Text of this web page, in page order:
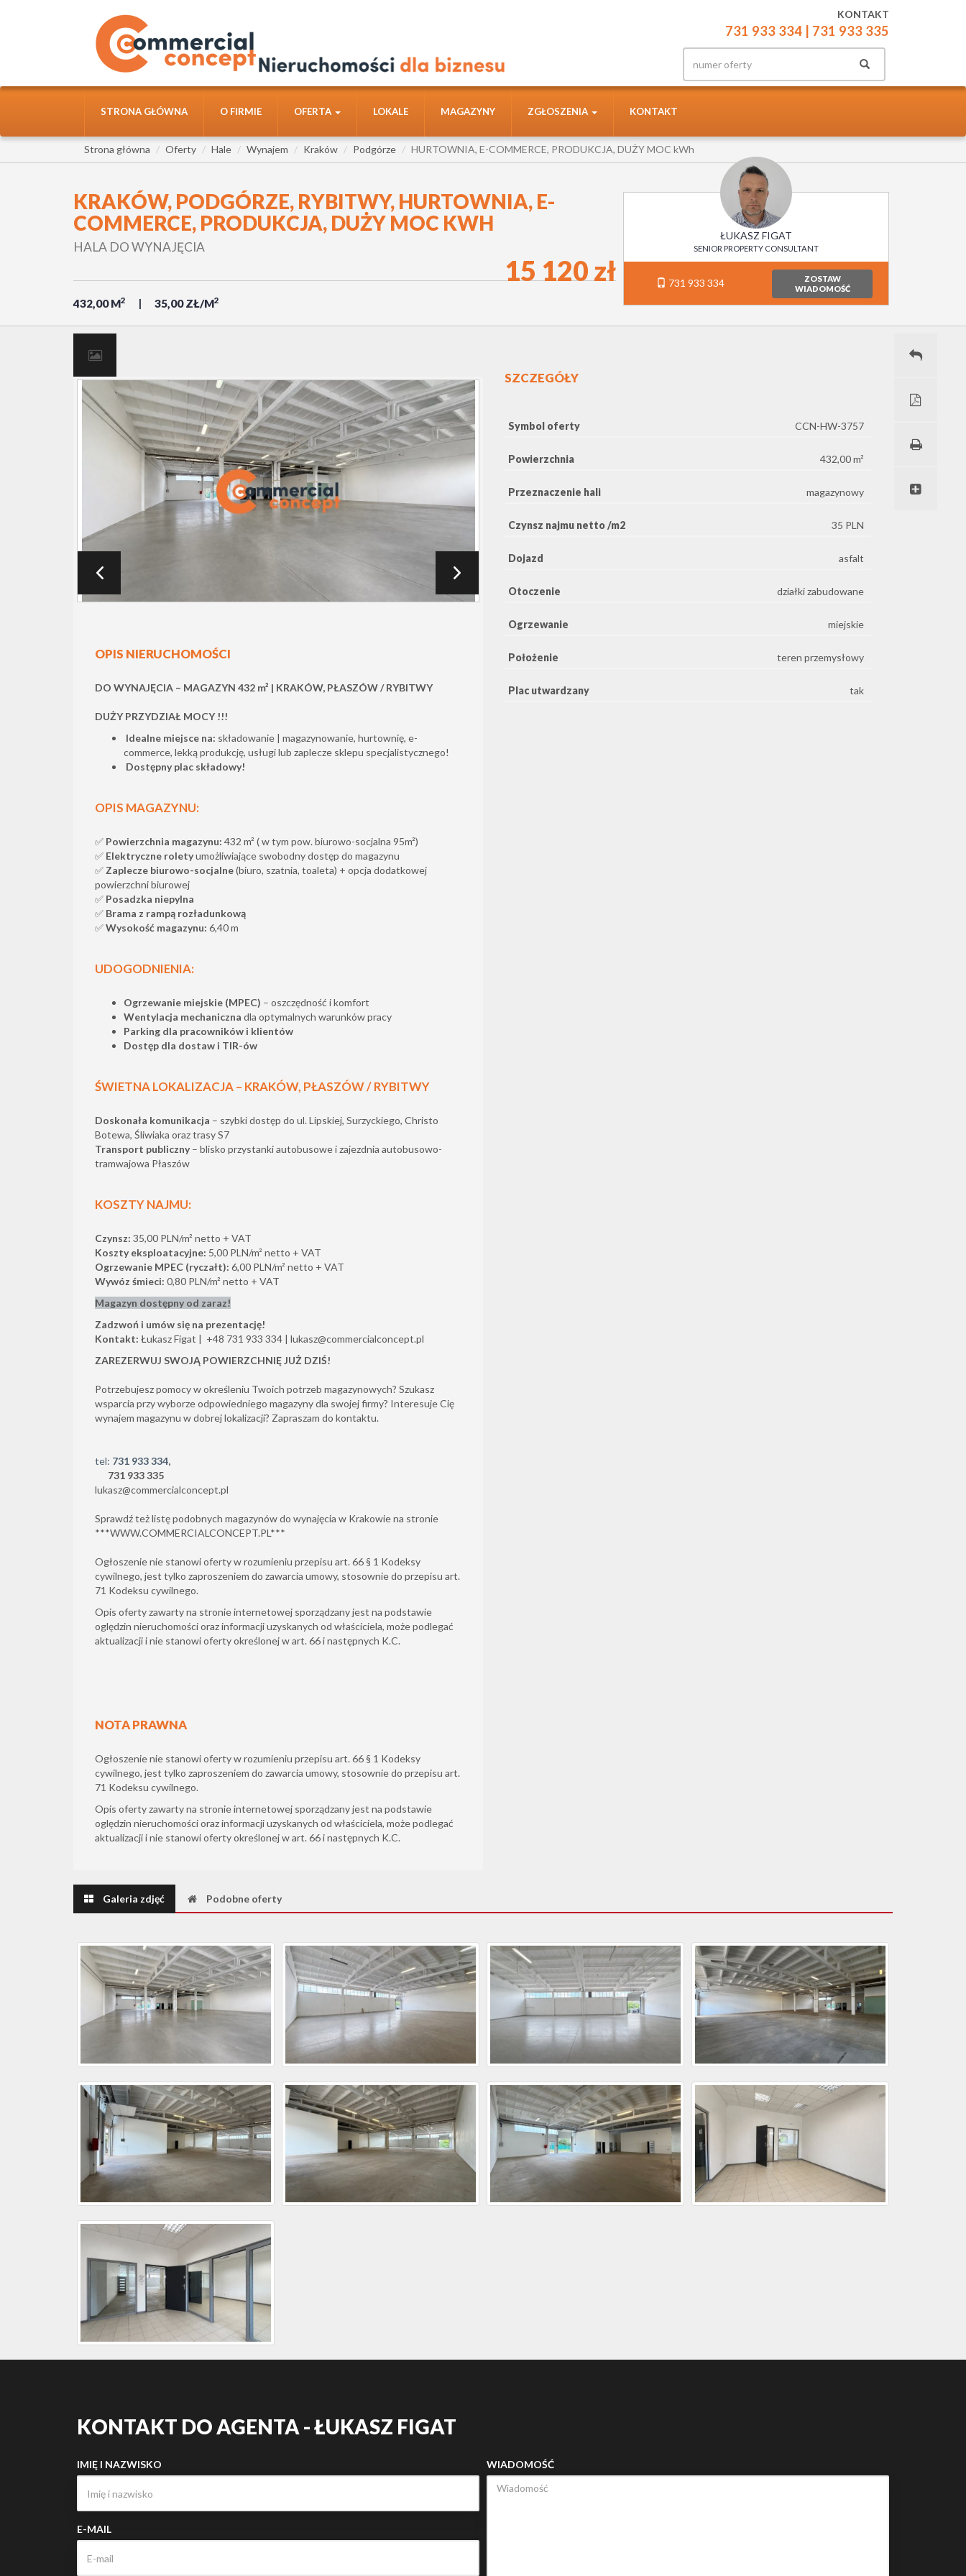
KONTAKT
731 933 334 | 731 933 335
STRONA GŁÓWNA O FIRMIE OFERTA LOKALE MAGAZYNY ZGŁOSZENIA KONTAKT
Strona główna Oferty Hale Wynajem Kraków Podgórze HURTOWNIA, E-COMMERCE, PRODUKCJA, DUŻY MOC kWh
KRAKÓW, PODGÓRZE, RYBITWY, HURTOWNIA, E-
COMMERCE, PRODUKCJA, DUŻY MOC KWH
HALA DO WYNAJĘCIA
432,00 M2 35,00 ZŁ/M2
15 120 zł
ŁUKASZ FIGAT
SENIOR PROPERTY CONSULTANT
731 933 334
ZOSTAW
WIADOMOŚĆ
OPIS NIERUCHOMOŚCI
DO WYNAJĘCIA – MAGAZYN 432 m² | KRAKÓW, PŁASZÓW / RYBITWY
DUŻY PRZYDZIAŁ MOCY !!!
Idealne miejsce na: składowanie | magazynowanie, hurtownię, e-
commerce, lekką produkcję, usługi lub zaplecze sklepu specjalistycznego!
Dostępny plac składowy!
OPIS MAGAZYNU:
✅ Powierzchnia magazynu: 432 m² ( w tym pow. biurowo-socjalna 95m²)
✅ Elektryczne roletyumożliwiające swobodny dostęp do magazynu
✅ Zaplecze biurowo-socjalne(biuro, szatnia, toaleta) + opcja dodatkowej
powierzchni biurowej
✅ Posadzka niepylna
✅ Brama z rampą rozładunkową
✅Wysokość magazynu: 6,40 m
UDOGODNIENIA:
Ogrzewanie miejskie (MPEC) – oszczędność i komfort
Wentylacja mechaniczna dla optymalnych warunków pracy
Parking dla pracowników i klientów
Dostęp dla dostaw i TIR-ów
ŚWIETNA LOKALIZACJA – KRAKÓW, PŁASZÓW / RYBITWY
Doskonała komunikacja – szybki dostęp do ul. Lipskiej, Surzyckiego, Christo
Botewa, Śliwiaka oraz trasy S7
Transport publiczny– blisko przystanki autobusowe i zajezdnia autobusowo-
tramwajowa Płaszów
KOSZTY NAJMU:
Czynsz: 35,00 PLN/m² netto + VAT
Koszty eksploatacyjne: 5,00 PLN/m² netto + VAT
Ogrzewanie MPEC (ryczałt): 6,00 PLN/m² netto + VAT
Wywóz śmieci: 0,80 PLN/m² netto + VAT
Magazyn dostępny od zaraz!
Zadzwoń i umów się na prezentację!
Kontakt: Łukasz Figat | +48 731 933 334 | lukasz@commercialconcept.pl
ZAREZERWUJ SWOJĄ POWIERZCHNIĘ JUŻ DZIŚ!
Potrzebujesz pomocy w określeniu Twoich potrzeb magazynowych? Szukasz
wsparcia przy wyborze odpowiedniego magazyny dla swojej firmy? Interesuje Cię
wynajem magazynu w dobrej lokalizacji? Zapraszam do kontaktu.
tel: 731 933 334,
731 933 335
lukasz@commercialconcept.pl
Sprawdź też listę podobnych magazynów do wynajęcia w Krakowie na stronie
***WWW.COMMERCIALCONCEPT.PL***
Ogłoszenie nie stanowi oferty w rozumieniu przepisu art. 66 § 1 Kodeksy
cywilnego, jest tylko zaproszeniem do zawarcia umowy, stosownie do przepisu art.
71 Kodeksu cywilnego.
Opis oferty zawarty na stronie internetowej sporządzany jest na podstawie
oględzin nieruchomości oraz informacji uzyskanych od właściciela, może podlegać
aktualizacji i nie stanowi oferty określonej w art. 66 i następnych K.C.
NOTA PRAWNA
Ogłoszenie nie stanowi oferty w rozumieniu przepisu art. 66 § 1 Kodeksy
cywilnego, jest tylko zaproszeniem do zawarcia umowy, stosownie do przepisu art.
71 Kodeksu cywilnego.
Opis oferty zawarty na stronie internetowej sporządzany jest na podstawie
oględzin nieruchomości oraz informacji uzyskanych od właściciela, może podlegać
aktualizacji i nie stanowi oferty określonej w art. 66 i następnych K.C.
SZCZEGÓŁY
Symbol oferty CCN-HW-3757
Powierzchnia 432,00 m²
Przeznaczenie hali magazynowy
Czynsz najmu netto /m2 35 PLN
Dojazd asfalt
Otoczenie działki zabudowane
Ogrzewanie miejskie
Położenie teren przemysłowy
Plac utwardzany tak
Galeria zdjęć Podobne oferty
KONTAKT DO AGENTA - ŁUKASZ FIGAT
IMIĘ I NAZWISKO
E-MAIL
WIADOMOŚĆ